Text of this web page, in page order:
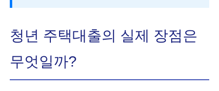
청년 주택대출의 실제 장점은
무엇일까?